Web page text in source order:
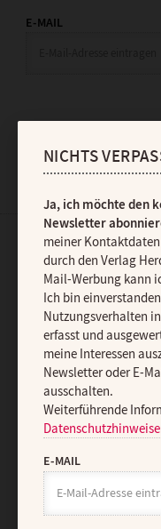
E-MAIL
AGB und
Vertrag
NICHTS
Ja, ich möchte den
Newsletter
meiner
durch den Verlag
Mail-Werbung kann
Ich bin
Nutzungsverhalten
erfasst und
meine Interessen
Newsletter oder E-
ausschalten.
Weiterführende
E-MAIL